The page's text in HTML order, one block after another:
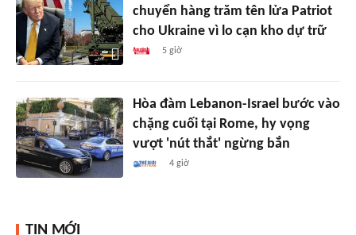
chuyển hàng trăm tên lửa Patriot
cho Ukraine vì lo cạn kho dự trữ
5 giờ
Hòa đàm Lebanon-Israel bước vào
chặng cuối tại Rome, hy vọng
vượt 'nút thắt' ngừng bắn
4 giờ
TIN MỚI